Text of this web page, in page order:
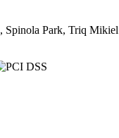
Spinola Park, Triq Mikiel